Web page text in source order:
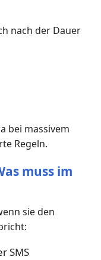
nach der Dauer
bei massivem
Regeln.
muss im
sie den
SMS